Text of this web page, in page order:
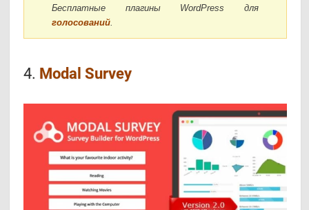
Бесплатные плагины WordPress для
голосований
4. Modal Survey